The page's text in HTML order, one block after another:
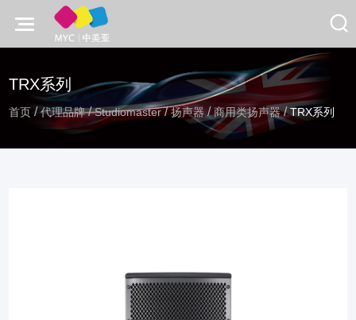
TRX系列
首页 /代理品牌/Studiomaster/扬声器/商用类扬声器/TRX系列